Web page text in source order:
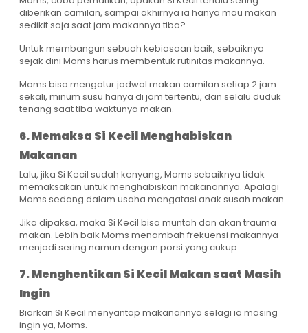
diberikan camilan, sampai akhirnya ia hanya mau makan
sedikit saja saat jam makannya tiba?
Untuk membangun sebuah kebiasaan baik, sebaiknya
sejak dini Moms harus membentuk rutinitas makannya.
Moms bisa mengatur jadwal makan camilan setiap 2 jam
sekali, minum susu hanya di jam tertentu, dan selalu duduk
tenang saat tiba waktunya makan.
6. Memaksa Si Kecil Menghabiskan
Makanan
Lalu, jika Si Kecil sudah kenyang, Moms sebaiknya tidak
memaksakan untuk menghabiskan makanannya. Apalagi
Moms sedang dalam usaha mengatasi anak susah makan.
Jika dipaksa, maka Si Kecil bisa muntah dan akan trauma
makan. Lebih baik Moms menambah frekuensi makannya
menjadi sering namun dengan porsi yang cukup.
7. Menghentikan Si Kecil Makan saat Masih
Ingin
Biarkan Si Kecil menyantap makanannya selagi ia masing
ingin ya, Moms.